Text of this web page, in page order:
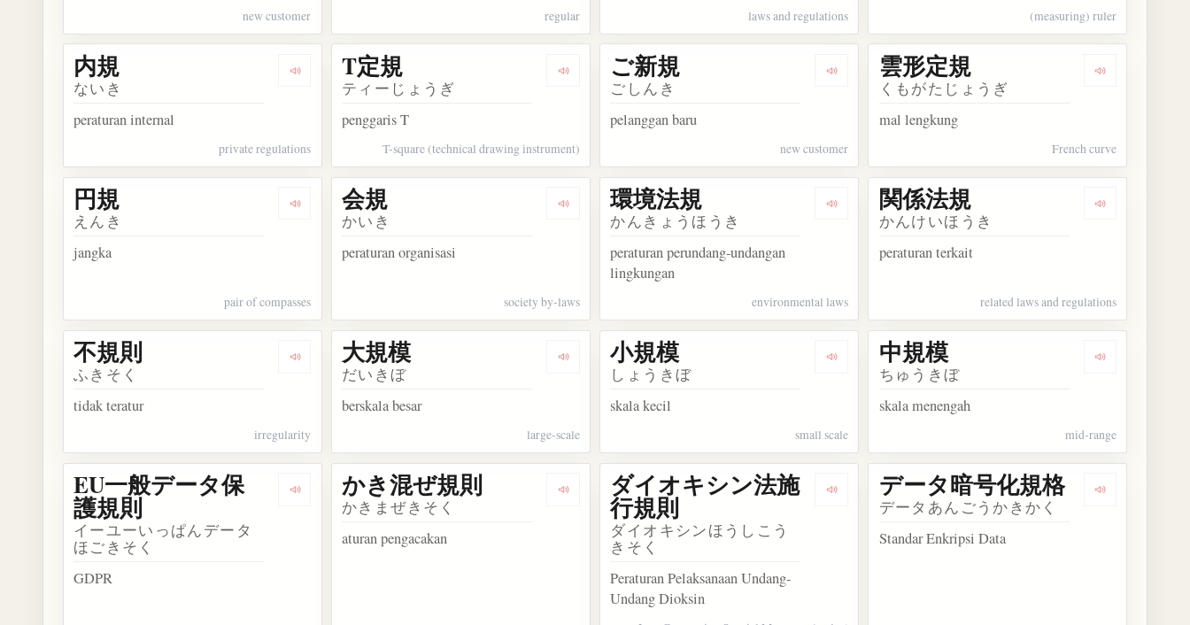
new customer regular laws and regulations (measuring) ruler
Dengarkan kosakata 内規
内規
ないき
peraturan internal
private regulations
Dengarkan kosakata T定規
T定規
ティーじょうぎ
penggaris T
T-square (technical drawing instrument)
Dengarkan kosakata ご新規
ご新規
ごしんき
pelanggan baru
new customer
Dengarkan
雲形定規
くもがたじょうぎ
mal lengkung
French curve
Dengarkan kosakata 円規
円規
えんき
jangka
pair of compasses
Dengarkan kosakata 会規
会規
かいき
peraturan organisasi
society by-laws
Dengarkan kosakata 環境法規
環境法規
かんきょうほうき
peraturan perundang-undangan
lingkungan
environmental laws
Dengarkan
関係法規
かんけいほうき
peraturan terkait
related laws and regulations
Dengarkan kosakata 不規則
不規則
ふきそく
tidak teratur
irregularity
Dengarkan kosakata 大規模
大規模
だいきぼ
berskala besar
large-scale
Dengarkan kosakata 小規模
小規模
しょうきぼ
skala kecil
small scale
Dengarkan
中規模
ちゅうきぼ
skala menengah
mid-range
Dengarkan kosakata EU一般データ保護規則
EU一般データ保
護規則
イーユーいっぱんデータ
ほごきそく
GDPR
Dengarkan kosakata かき混ぜ規則
かき混ぜ規則
かきまぜきそく
aturan pengacakan
Dengarkan kosakata ダイオキシン法施行規則
ダイオキシン法施
行規則
ダイオキシンほうしこう
きそく
Peraturan Pelaksanaan Undang-
Undang Dioksin
Dengarkan
データ暗号化規格
データあんごうかきかく
Standar Enkripsi Data